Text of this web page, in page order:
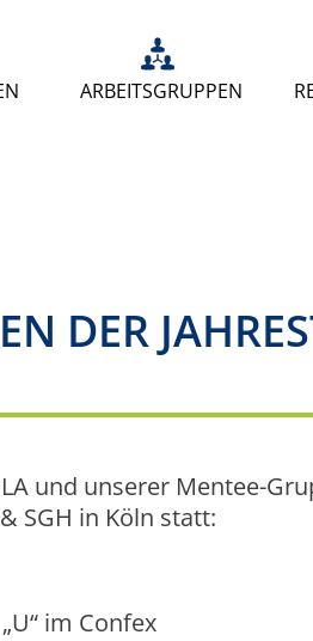
ARBEITSGRUPPEN
DER
und unserer Mentee-
SGH in Köln statt:
im Confex